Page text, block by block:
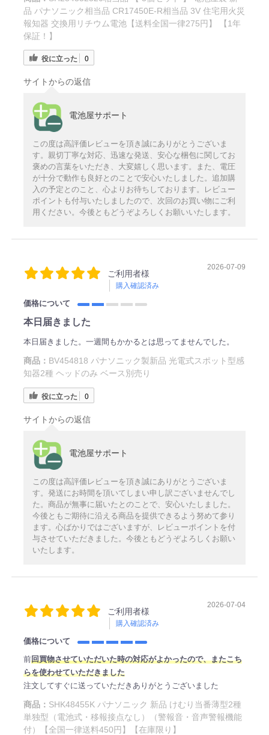
品 パナソニック相当品 CR17450E-R相当品 3V 住宅用火災
報知器 交換用リチウム電池【送料全国一律275円】 【1年
保証！】
役に立った 0
サイトからの返信
電池屋サポート
この度は高評価レビューを頂き誠にありがとうございま
す。親切丁寧な対応、迅速な発送、安心な梱包に関してお
褒めの言葉をいただき、大変嬉しく思います。また、電圧
が十分で動作も良好とのことで安心いたしました。追加購
入の予定とのこと、心よりお待ちしております。レビュー
ポイントも付与いたしましたので、次回のお買い物にご利
用ください。今後ともどうぞよろしくお願いいたします。
ご利用者様
購入確認済み
2026-07-09
価格について
本日届きました
本日届きました。一週間もかかるとは思ってませんでした。
商品： BV454818 パナソニック製新品 光電式スポット型感
知器2種 ヘッドのみ ベース別売り
役に立った 0
サイトからの返信
電池屋サポート
この度は高評価レビューを頂き誠にありがとうございま
す。発送にお時間を頂いてしまい申し訳ございませんでし
た。商品が無事に届いたとのことで、安心いたしました。
今後ともご期待に沿える商品を提供できるよう努めて参り
ます。心ばかりではございますが、レビューポイントを付
与させていただきました。今後ともどうぞよろしくお願い
いたします。
ご利用者様
購入確認済み
2026-07-04
価格について
前回買物させていただいた時の対応がよかったので、またこち
らを使わせていただきました
注文してすぐに送っていただきありがとうございました
商品： SHK48455K パナソニック 新品 けむり当番薄型2種
単独型（電池式・移報接点なし）（警報音・音声警報機能
付）【全国一律送料450円】【在庫限り】